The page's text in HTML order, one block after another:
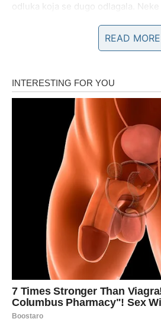
odluka koja se dugo odlagala.
se one žive do kraja. Druge će se
što ćeš prvi put reći ono što zaista
Za slobodne Blizance, karma
, a ne igru. Osoba koja
želeti polovične odgovore, flert
menjanje teme. Ovo može biti
te uči da ljubav ne mora da te
Karmička poruka u ljubavi:
Ne gubi slobodu kada biraš istinu –
bežiš od nje.
POSAO, NOVAC I
KARMA TRAŽI
Na poslovnom planu, sudbinski
READ MORE